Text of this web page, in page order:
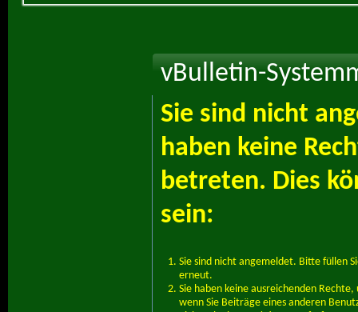
vBulletin-
Sie sind nicht
haben keine
betreten. Dies
sein:
Sie sind nicht angemeldet. Bitte füllen
erneut.
Sie haben keine ausreichenden
wenn Sie Beiträge eines anderen